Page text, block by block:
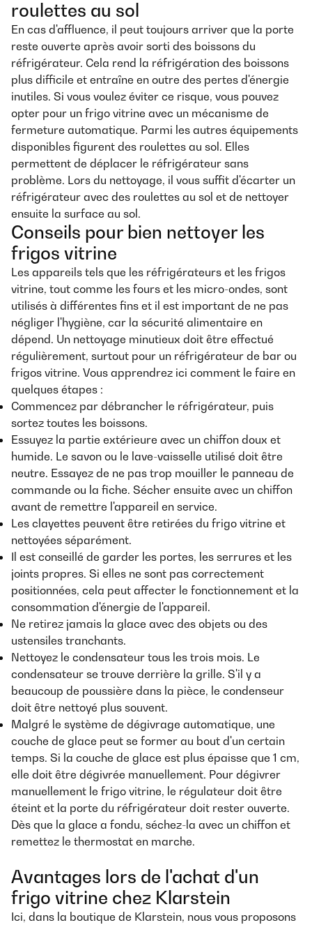
roulettes au sol
En cas d'affluence, il peut toujours arriver que la porte
reste ouverte après avoir sorti des boissons du
réfrigérateur. Cela rend la réfrigération des boissons
plus difficile et entraîne en outre des pertes d'énergie
inutiles. Si vous voulez éviter ce risque, vous pouvez
opter pour un frigo vitrine avec un mécanisme de
fermeture automatique. Parmi les autres équipements
disponibles figurent des roulettes au sol. Elles
permettent de déplacer le réfrigérateur sans
problème. Lors du nettoyage, il vous suffit d'écarter un
réfrigérateur avec des roulettes au sol et de nettoyer
ensuite la surface au sol.
Conseils pour bien nettoyer les
frigos vitrine
Les appareils tels que les réfrigérateurs et les frigos
vitrine, tout comme les fours et les micro-ondes, sont
utilisés à différentes fins et il est important de ne pas
négliger l'hygiène, car la sécurité alimentaire en
dépend. Un nettoyage minutieux doit être effectué
régulièrement, surtout pour un réfrigérateur de bar ou
frigos vitrine. Vous apprendrez ici comment le faire en
quelques étapes :
Commencez par débrancher le réfrigérateur, puis
sortez toutes les boissons.
Essuyez la partie extérieure avec un chiffon doux et
humide. Le savon ou le lave-vaisselle utilisé doit être
neutre. Essayez de ne pas trop mouiller le panneau de
commande ou la fiche. Sécher ensuite avec un chiffon
avant de remettre l'appareil en service.
Les clayettes peuvent être retirées du frigo vitrine et
nettoyées séparément.
Il est conseillé de garder les portes, les serrures et les
joints propres. Si elles ne sont pas correctement
positionnées, cela peut affecter le fonctionnement et la
consommation d'énergie de l'appareil.
Ne retirez jamais la glace avec des objets ou des
ustensiles tranchants.
Nettoyez le condensateur tous les trois mois. Le
condensateur se trouve derrière la grille. S'il y a
beaucoup de poussière dans la pièce, le condenseur
doit être nettoyé plus souvent.
Malgré le système de dégivrage automatique, une
couche de glace peut se former au bout d'un certain
temps. Si la couche de glace est plus épaisse que 1 cm,
elle doit être dégivrée manuellement. Pour dégivrer
manuellement le frigo vitrine, le régulateur doit être
éteint et la porte du réfrigérateur doit rester ouverte.
Dès que la glace a fondu, séchez-la avec un chiffon et
remettez le thermostat en marche.
Avantages lors de l'achat d'un
frigo vitrine chez Klarstein
Ici, dans la boutique de Klarstein, nous vous proposons